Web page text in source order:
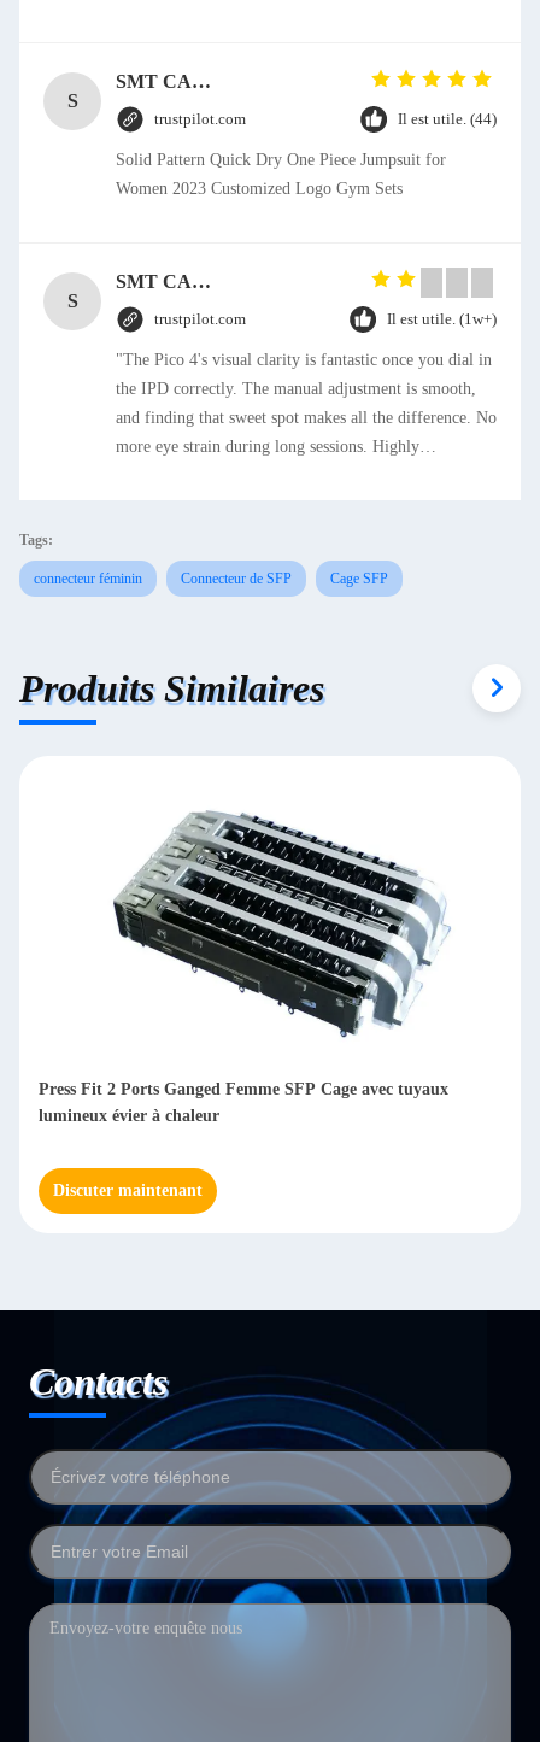
S
SMT CAP Type Box Header Connector 1.27mm Pitch Gold Flash Contact Plating
trustpilot.com Il est utile. (44)
Solid Pattern Quick Dry One Piece Jumpsuit for
Women 2023 Customized Logo Gym Sets
S
SMT CAP Type Box Header Connector 1.27mm Pitch Gold Flash Contact Plating
trustpilot.com Il est utile. (1w+)
"The Pico 4's visual clarity is fantastic once you dial in
the IPD correctly. The manual adjustment is smooth,
and finding that sweet spot makes all the difference. No
more eye strain during long sessions. Highly
finding that sweet spot makes all the difference. No
more eye strain during long sessions. Highly
IPD correctly. The manual adjustment is smooth, and
finding that sweet spot makes all the difference. No
IPD correctly. The manual adjustment is smooth, and
finding that sweet spot makes all the difference. No
more eye strain during long sessions. Highly r
Tags:
connecteur féminin Connecteur de SFP Cage SFP
Produits Similaires
Press Fit 2 Ports Ganged Femme SFP Cage avec tuyaux
lumineux évier à chaleur
Discuter maintenant
Contacts